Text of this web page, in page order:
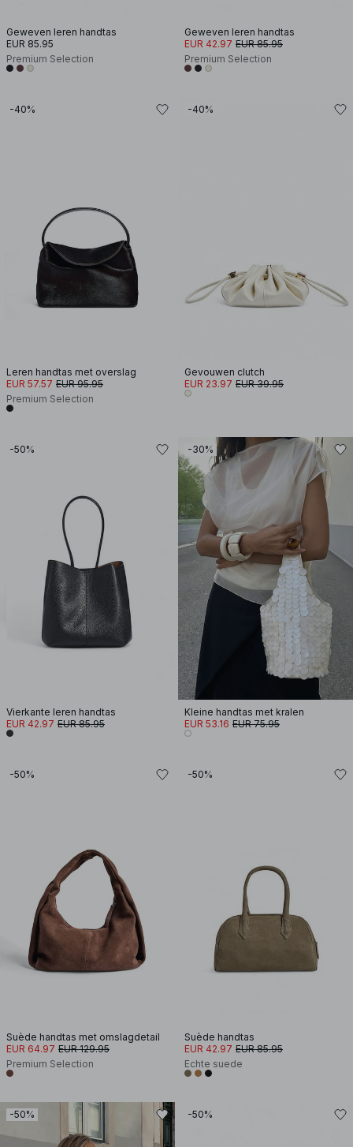
Geweven leren handtas
EUR 85.95
Premium Selection
Geweven leren handtas
EUR 42.97 EUR 85.95
Premium Selection
-40%
Leren handtas met overslag
EUR 57.57 EUR 95.95
Premium Selection
-40%
Gevouwen clutch
EUR 23.97 EUR 39.95
-50%
Vierkante leren handtas
EUR 42.97 EUR 85.95
-30%
Kleine handtas met kralen
EUR 53.16 EUR 75.95
-50%
Suède handtas met omslagdetail
EUR 64.97 EUR 129.95
Premium Selection
-50%
Suède handtas
EUR 42.97 EUR 85.95
Echte suede
-50% -50%